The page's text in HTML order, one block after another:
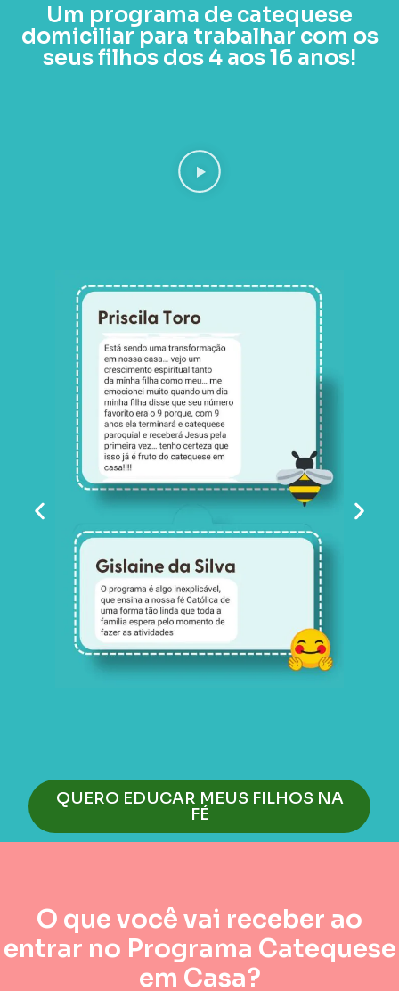
Um programa de catequese
domiciliar para trabalhar com os
seus filhos dos 4 aos 16 anos!
QUERO EDUCAR MEUS FILHOS NA
FÉ
O que você vai receber ao
entrar no Programa Catequese
em Casa?